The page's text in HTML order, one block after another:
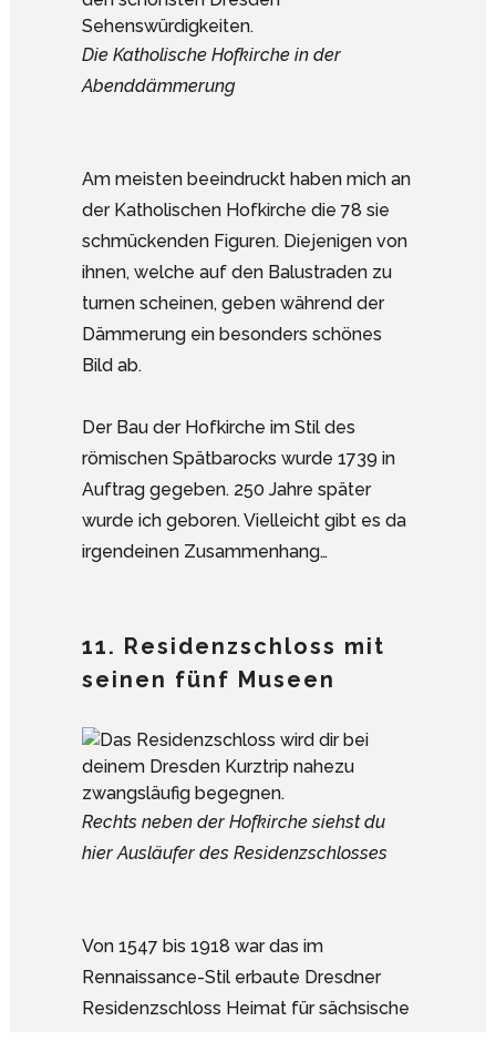
Die Katholische Hofkirche in der
Abenddämmerung
Am meisten beeindruckt haben mich an
der Katholischen Hofkirche die 78 sie
schmückenden Figuren. Diejenigen von
ihnen, welche auf den Balustraden zu
turnen scheinen, geben während der
Dämmerung ein besonders schönes
Bild ab.
Der Bau der Hofkirche im Stil des
römischen Spätbarocks wurde 1739 in
Auftrag gegeben. 250 Jahre später
wurde ich geboren. Vielleicht gibt es da
irgendeinen Zusammenhang…
11. Residenzschloss mit
seinen fünf Museen
Rechts neben der Hofkirche siehst du
hier Ausläufer des Residenzschlosses
Von 1547 bis 1918 war das im
Rennaissance-Stil erbaute Dresdner
Residenzschloss Heimat für sächsische
Google Analytics deaktivieren.